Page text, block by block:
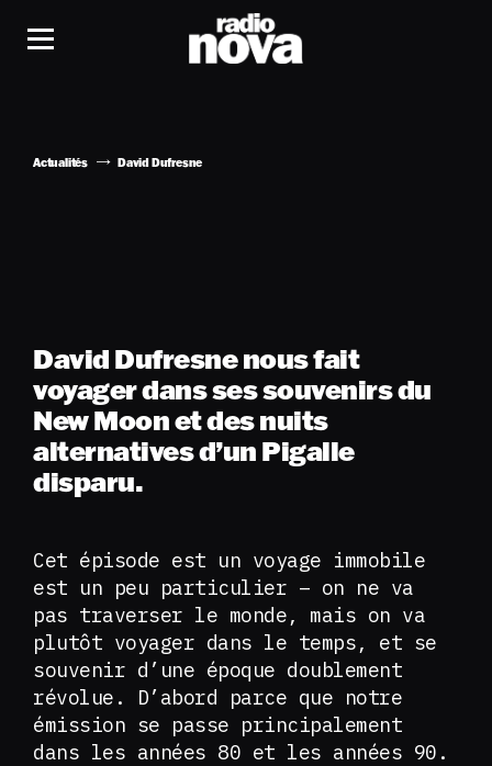
Actualités David Dufresne
David Dufresne nous fait
voyager dans ses souvenirs du
New Moon et des nuits
alternatives d’un Pigalle
disparu.
Cet épisode est un voyage immobile
est un peu particulier – on ne va
pas traverser le monde, mais on va
plutôt voyager dans le temps, et se
souvenir d’une époque doublement
révolue. D’abord parce que notre
émission se passe principalement
dans les années 80 et les années 90.